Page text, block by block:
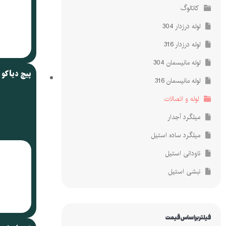
کاتالوگ
لوله درزدار 304
لوله درزدار 316
لوله مانیسمان 304
لوله مانیسمان 316
لوله و اتصالات
میلگرد آجدار
میلگرد ساده استیل
ناودانی استیل
نبشی استیل
فیلتر براساس قیمت
پیچ